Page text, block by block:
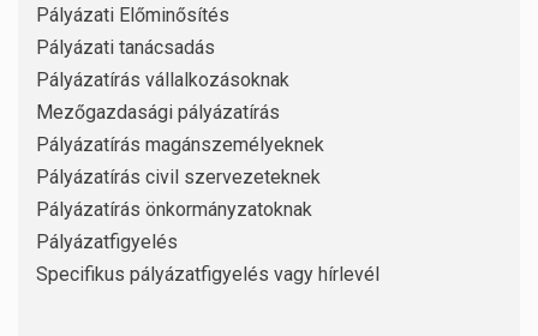
Pályázati Előminősítés
Pályázati tanácsadás
Pályázatírás vállalkozásoknak
Mezőgazdasági pályázatírás
Pályázatírás magánszemélyeknek
Pályázatírás civil szervezeteknek
Pályázatírás önkormányzatoknak
Pályázatfigyelés
Specifikus pályázatfigyelés vagy hírlevél